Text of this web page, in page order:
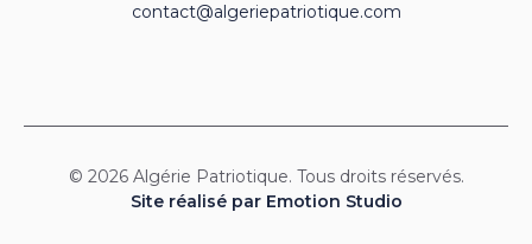
contact@algeriepatriotique.com
© 2026 Algérie Patriotique. Tous droits réservés.
Site réalisé par Emotion Studio